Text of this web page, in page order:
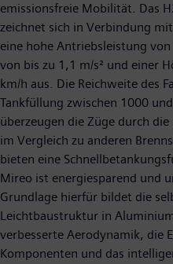
emissionsfreie Mobilität. Das
zeichnet sich in Verbindung
eine hohe Antriebsleistung
von bis zu 1,1 m/s² und einer
km/h aus. Die Reichweite des
Tankfüllung zwischen 1000
überzeugen die Züge durch
im Vergleich zu anderen
bieten eine
Mireo ist energiesparend und
Grundlage hierfür bildet die
Leichtbaustruktur in
verbesserte Aerodynamik, die
Komponenten und das